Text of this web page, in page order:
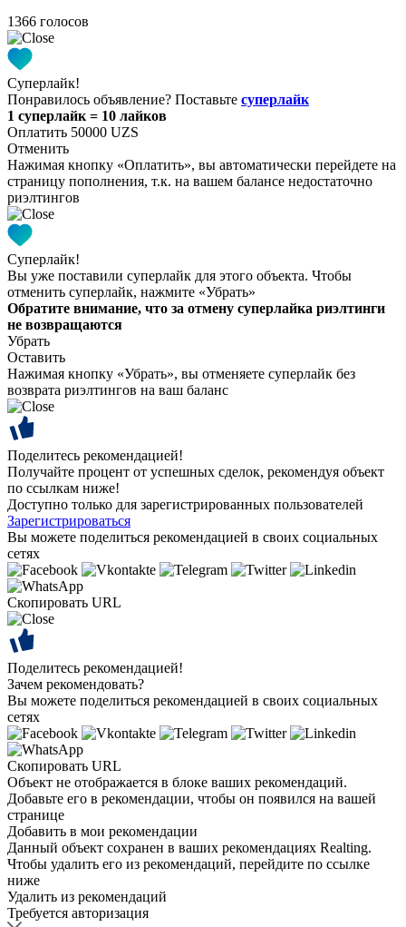
1366 голосов
Суперлайк!
Понравилось объявление? Поставьте суперлайк
1 суперлайк = 10 лайков
Оплатить 50000 UZS
Отменить
Нажимая кнопку «Оплатить», вы автоматически перейдете на
страницу пополнения, т.к. на вашем балансе недостаточно
риэлтингов
Суперлайк!
Вы уже поставили суперлайк для этого объекта. Чтобы
отменить суперлайк, нажмите «Убрать»
Обратите внимание, что за отмену суперлайка риэлтинги
не возвращаются
Убрать
Оставить
Нажимая кнопку «Убрать», вы отменяете суперлайк без
возврата риэлтингов на ваш баланс
Поделитесь рекомендацией!
Получайте процент от успешных сделок, рекомендуя объект
по ссылкам ниже!
Доступно только для зарегистрированных пользователей
Зарегистрироваться
Вы можете поделиться рекомендацией в своих социальных
сетях
Скопировать URL
Поделитесь рекомендацией!
Зачем рекомендовать?
Вы можете поделиться рекомендацией в своих социальных
сетях
Скопировать URL
Объект не отображается в блоке ваших рекомендаций.
Добавьте его в рекомендации, чтобы он появился на вашей
странице
Добавить в мои рекомендации
Данный объект сохранен в ваших рекомендациях Realting.
Чтобы удалить его из рекомендаций, перейдите по ссылке
ниже
Удалить из рекомендаций
Требуется авторизация